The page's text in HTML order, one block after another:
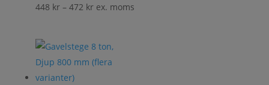
448 kr – 472 krPrisintervall:
472 kr
ex. moms